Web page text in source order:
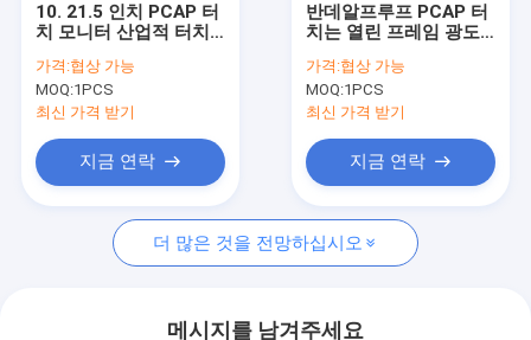
뉴스
모든 케이스
PCAP 터치 모니터
10. 21.5 인치 PCAP 터
치 모니터 산업적 터치
가격:협상 가능
MOQ:1PCS
최신 가격 받기
지금 연락
반데알프루프 PCAP 터
치는 열린 프레임 광도
다
가격:협상 가능
MOQ:1PCS
최신 가격 받기
지금 연락
더 많은 것을 전망하십시오
메시지를 남겨주세요